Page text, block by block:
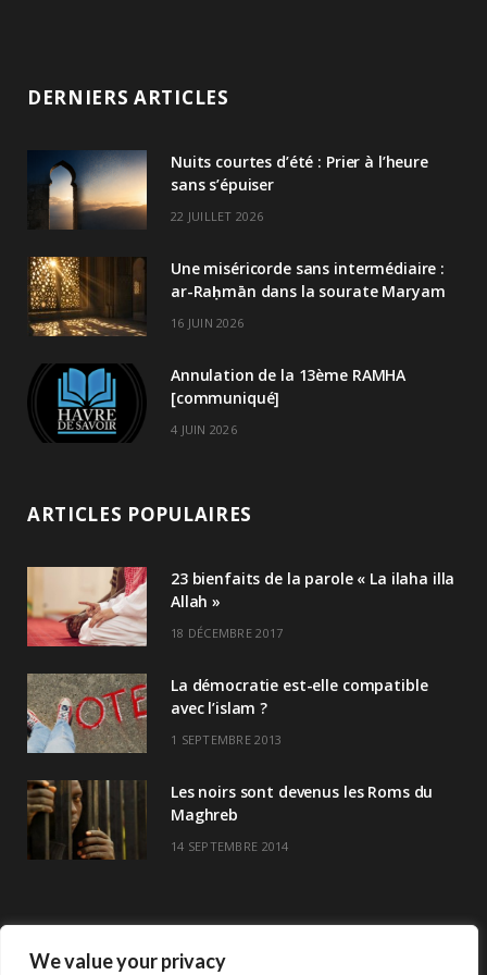
We value your privacy
DERNIERS ARTICLES
Nuits courtes d’été : Prier à l’heure
sans s’épuiser
22 JUILLET 2026
Une miséricorde sans intermédiaire :
ar-Raḥmān dans la sourate Maryam
16 JUIN 2026
Annulation de la 13ème RAMHA
[communiqué]
4 JUIN 2026
ARTICLES POPULAIRES
23 bienfaits de la parole « La ilaha illa
Allah »
18 DÉCEMBRE 2017
La démocratie est-elle compatible
avec l’islam ?
1 SEPTEMBRE 2013
Les noirs sont devenus les Roms du
Maghreb
14 SEPTEMBRE 2014